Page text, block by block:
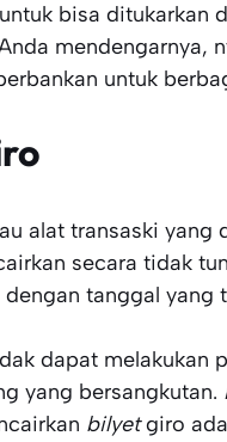
bisa ditukarkan
mendengarnya,
untuk
alat transaski yang
secara tidak
tanggal yang
dapat melakukan
yang bersangkutan.
bilyetgiro